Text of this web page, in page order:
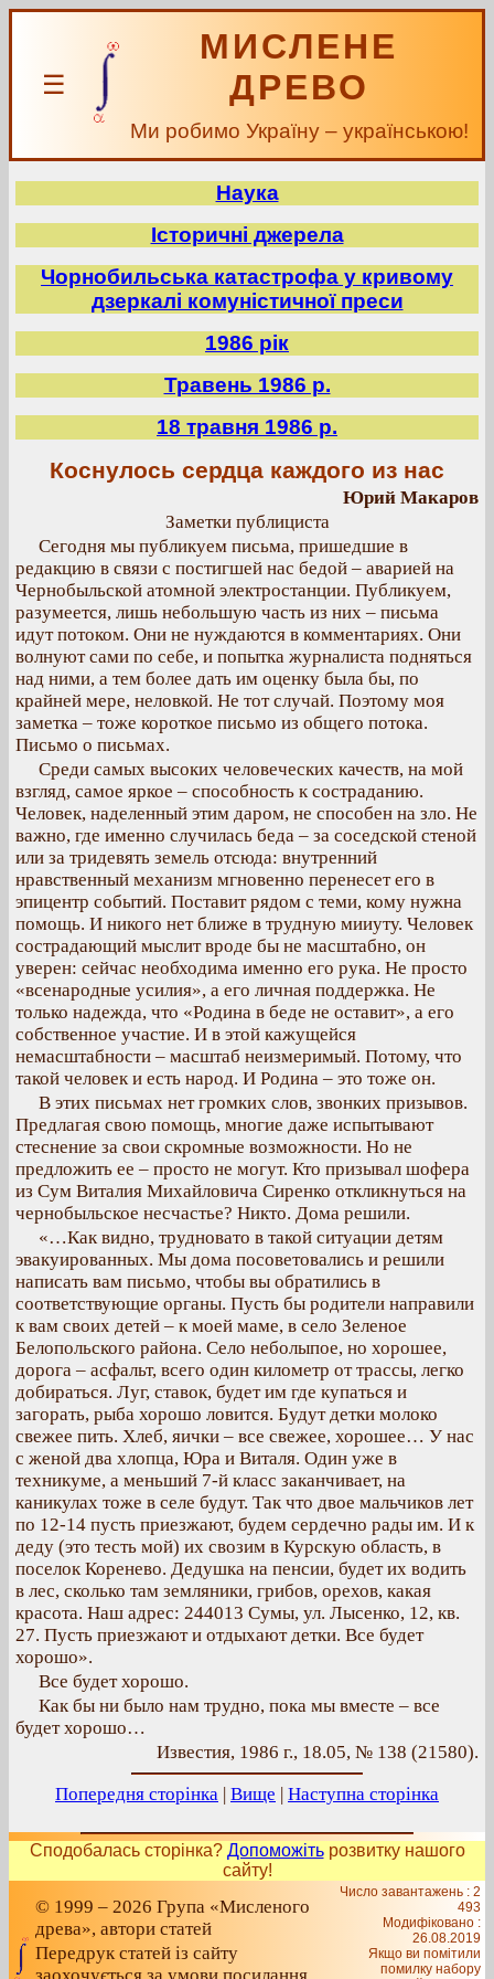
☰
МИСЛЕНЕ
ДРЕВО
Ми робимо Україну – українською!
Наука
Історичні джерела
Чорнобильська катастрофа у кривому
дзеркалі комуністичної преси
1986 рік
Травень 1986 р.
18 травня 1986 р.
Коснулось сердца каждого из нас
Юрий Макаров
Заметки публициста
Сегодня мы публикуем письма, пришедшие в
редакцию в связи с постигшей нас бедой – аварией на
Чернобыльской атомной электростанции. Публикуем,
разумеется, лишь небольшую часть из них – письма
идут потоком. Они не нуждаются в комментариях. Они
волнуют сами по себе, и попытка журналиста подняться
над ними, а тем более дать им оценку была бы, по
крайней мере, неловкой. Не тот случай. Поэтому моя
заметка – тоже короткое письмо из общего потока.
Письмо о письмах.
Среди самых высоких человеческих качеств, на мой
взгляд, самое яркое – способность к состраданию.
Человек, наделенный этим даром, не способен на зло. Не
важно, где именно случилась беда – за соседской стеной
или за тридевять земель отсюда: внутренний
нравственный механизм мгновенно перенесет его в
эпицентр событий. Поставит рядом с теми, кому нужна
помощь. И никого нет ближе в трудную мииуту. Человек
сострадающий мыслит вроде бы не масштабно, он
уверен: сейчас необходима именно его рука. Не просто
«всенародные усилия», а его личная поддержка. Не
только надежда, что «Родина в беде не оставит», а его
собственное участие. И в этой кажущейся
немасштабности – масштаб неизмеримый. Потому, что
такой человек и есть народ. И Родина – это тоже он.
В этих письмах нет громких слов, звонких призывов.
Предлагая свою помощь, многие даже испытывают
стеснение за свои скромные возможности. Но не
предложить ее – просто не могут. Кто призывал шофера
из Сум Виталия Михайловича Сиренко откликнуться на
чернобыльское несчастье? Никто. Дома решили.
«…Как видно, трудновато в такой ситуации детям
эвакуированных. Мы дома посоветовались и решили
написать вам письмо, чтобы вы обратились в
соответствующие органы. Пусть бы родители направили
к вам своих детей – к моей маме, в село Зеленое
Белопольского района. Село неболыпое, но хорошее,
дорога – асфальт, всего один километр от трассы, легко
добираться. Луг, ставок, будет им где купаться и
загорать, рыба хорошо ловится. Будут детки молоко
свежее пить. Хлеб, яички – все свежее, хорошее… У нас
с женой два хлопца, Юра и Виталя. Один уже в
техникуме, а меньший 7-й класс заканчивает, на
каникулах тоже в селе будут. Так что двое мальчиков лет
по 12-14 пусть приезжают, будем сердечно рады им. И к
деду (это тесть мой) их свозим в Курскую область, в
поселок Коренево. Дедушка на пенсии, будет их водить
в лес, сколько там земляники, грибов, орехов, какая
красота. Наш адрес: 244013 Сумы, ул. Лысенко, 12, кв.
27. Пусть приезжают и отдыхают детки. Все будет
хорошо».
Все будет хорошо.
Как бы ни было нам трудно, пока мы вместе – все
будет хорошо…
Известия, 1986 г., 18.05, № 138 (21580).
Попередня сторінка | Вище | Наступна сторінка
Сподобалась сторінка? Допоможітьрозвитку нашого
сайту!
© 1999 – 2026 Група «Мисленого
древа», автори статей
Передрук статей із сайту
Число завантажень : 2
493
Модифіковано :
26.08.2019
Якщо ви помітили
помилку набору